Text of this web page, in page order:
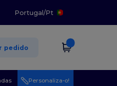
Portugal/Pt
pedido
Personaliza-o!